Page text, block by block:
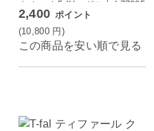
ク セット5 IH・ガス火 L77995
2,400 ポイント
(10,800 円 )
この商品を安い順で見る